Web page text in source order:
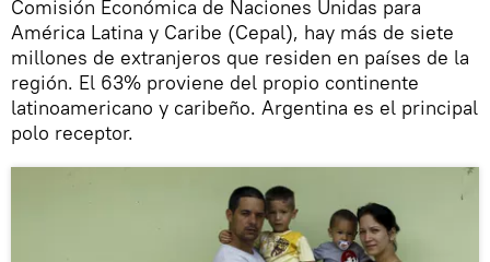
Comisión Económica de Naciones Unidas para
América Latina y Caribe (Cepal), hay más de siete
millones de extranjeros que residen en países de la
región. El 63% proviene del propio continente
latinoamericano y caribeño. Argentina es el principal
polo receptor.